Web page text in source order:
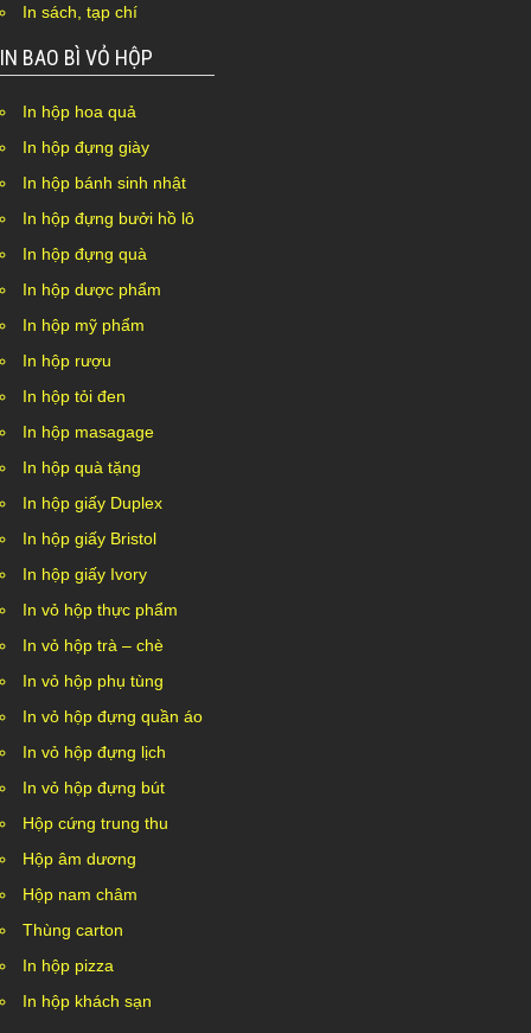
In sách, tạp chí
IN BAO BÌ VỎ HỘP
In hộp hoa quả
In hộp đựng giày
In hộp bánh sinh nhật
In hộp đựng bưởi hồ lô
In hộp đựng quà
In hộp dược phẩm
In hộp mỹ phẩm
In hộp rượu
In hộp tỏi đen
In hộp masagage
In hộp quà tặng
In hộp giấy Duplex
In hộp giấy Bristol
In hộp giấy Ivory
In vỏ hộp thực phẩm
In vỏ hộp trà – chè
In vỏ hộp phụ tùng
In vỏ hộp đựng quần áo
In vỏ hộp đựng lịch
In vỏ hộp đựng bút
Hộp cứng trung thu
Hộp âm dương
Hộp nam châm
Thùng carton
In hộp pizza
In hộp khách sạn